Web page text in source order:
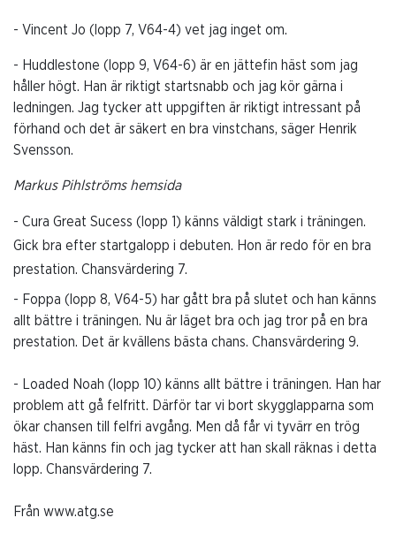
- Vincent Jo (lopp 7, V64-4) vet jag inget om.
- Huddlestone (lopp 9, V64-6) är en jättefin häst som jag
håller högt. Han är riktigt startsnabb och jag kör gärna i
ledningen. Jag tycker att uppgiften är riktigt intressant på
förhand och det är säkert en bra vinstchans, säger Henrik
Svensson.
Markus Pihlströms hemsida
- Cura Great Sucess (lopp 1) känns väldigt stark i träningen.
Gick bra efter startgalopp i debuten. Hon är redo för en bra
prestation. Chansvärdering 7.
- Foppa (lopp 8, V64-5) har gått bra på slutet och han känns
allt bättre i träningen. Nu är läget bra och jag tror på en bra
prestation. Det är kvällens bästa chans. Chansvärdering 9.
- Loaded Noah (lopp 10) känns allt bättre i träningen. Han har
problem att gå felfritt. Därför tar vi bort skygglapparna som
ökar chansen till felfri avgång. Men då får vi tyvärr en trög
häst. Han känns fin och jag tycker att han skall räknas i detta
lopp. Chansvärdering 7.
Från www.atg.se